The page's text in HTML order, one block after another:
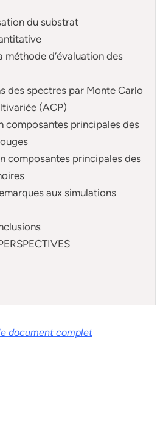
du substrat
méthode d’évaluation des
des spectres par Monte Carlo
(ACP)
composantes principales des
composantes principales des
aux simulations
document complet